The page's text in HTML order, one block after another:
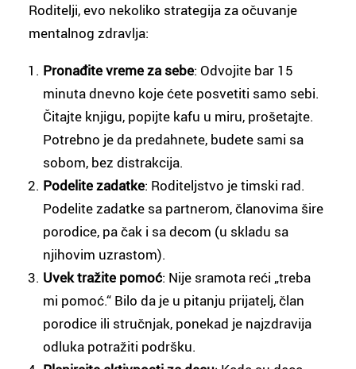
Roditelji, evo nekoliko strategija za očuvanje
mentalnog zdravlja:
Pronađite vreme za sebe: Odvojite bar 15
minuta dnevno koje ćete posvetiti samo sebi.
Čitajte knjigu, popijte kafu u miru, prošetajte.
Potrebno je da predahnete, budete sami sa
sobom, bez distrakcija.
Podelite zadatke: Roditeljstvo je timski rad.
Podelite zadatke sa partnerom, članovima šire
porodice, pa čak i sa decom (u skladu sa
njihovim uzrastom).
Uvek tražite pomoć: Nije sramota reći „treba
mi pomoć.“ Bilo da je u pitanju prijatelj, član
porodice ili stručnjak, ponekad je najzdravija
odluka potražiti podršku.